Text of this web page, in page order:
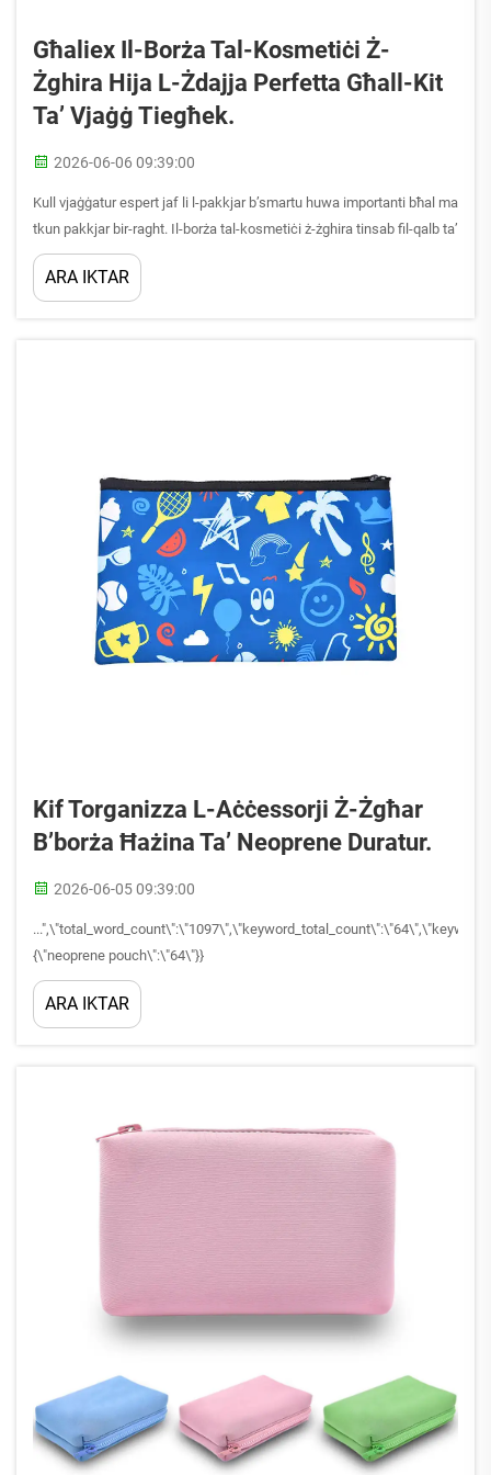
Għaliex Il-Borża Tal-Kosmetiċi Ż-
Żghira Hija L-Żdajja Perfetta Għall-Kit
Ta’ Vjaġġ Tiegħek.
2026-06-06 09:39:00
Kull vjaġġatur espert jaf li l-pakkjar b’smartu huwa importanti bħal ma
tkun pakkjar bir-raght. Il-borża tal-kosmetiċi ż-żghira tinsab fil-qalb ta’
din il-istrategija, li toffri soluzzjoni kompatta u prattika biex tistorej il-
prodotti essenzjali tal-beļtie u tal-ħarsien personali. Se jkun li int...
ARA IKTAR
Kif Torganizza L-Aċċessorji Ż-Żgħar
B’borża Ħażina Ta’ Neoprene Duratur.
2026-06-05 09:39:00
{\"neoprene pouch\":\"64\"}}
ARA IKTAR